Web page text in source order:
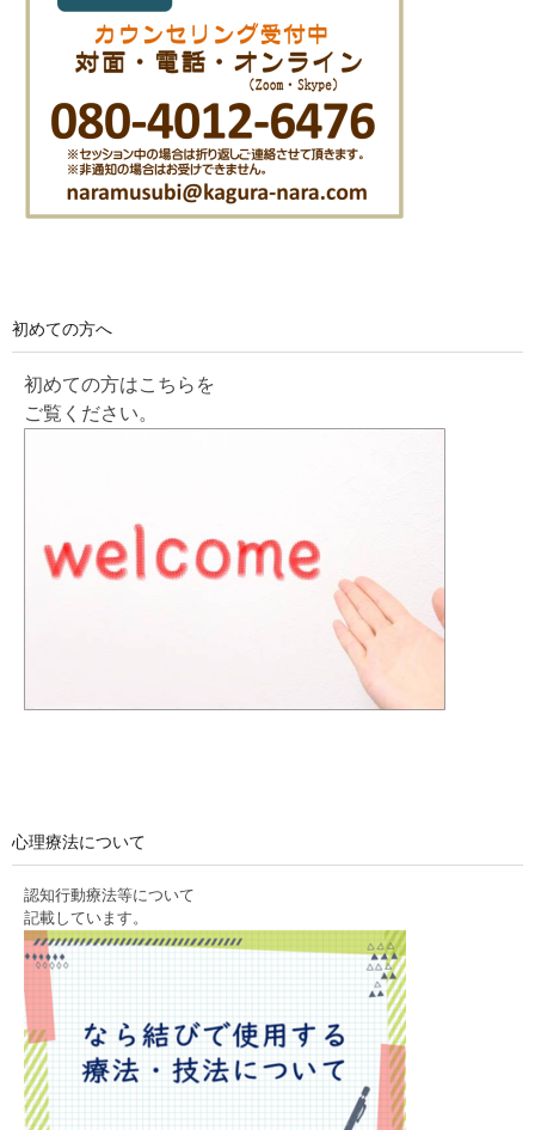
初めての方へ
初めての方はこちらを
ご覧ください。
心理療法について
認知行動療法等について
記載しています。